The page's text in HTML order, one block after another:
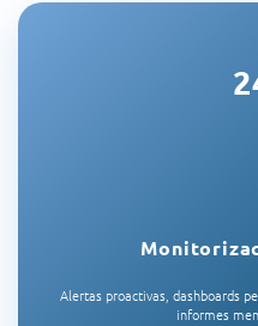
Alertas proactivas, dashboards
informes